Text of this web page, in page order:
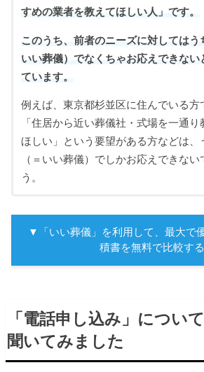
すめの業者を教えてほしい人」です。
このうち、前者のニーズに対してはう
いい葬儀）でなくちゃお応えできない
ています。
例えば、東京都杉並区に住んでいる方
「住居から近い葬儀社・式場を一通り
ほしい」という要望がある方などは、
（＝いい葬儀）でしかお応えできない
う。
▼「いい葬儀」を利用して、最大で
積書を無料で比較する
「電話申し込み」につい
聞いてみました